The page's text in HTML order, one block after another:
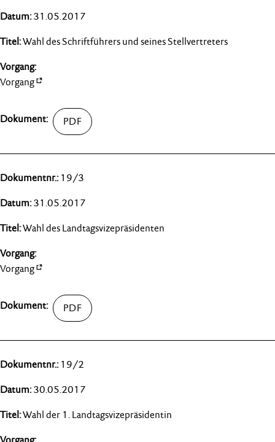
31.05.2017
Wahl des Schriftführers und seines Stellvertreters
Vorgang
19/3
31.05.2017
Wahl des Landtagsvizepräsidenten
Vorgang
19/2
30.05.2017
Wahl der 1. Landtagsvizepräsidentin